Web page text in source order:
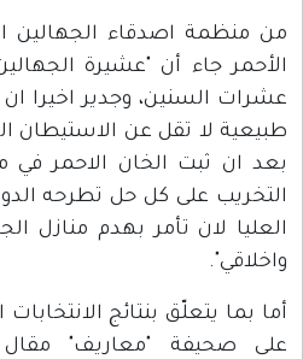
من منظمة اصدقاء الجهالين
الأحمر جاء أن "عشيرة
عشرات السنين، وجدير اخيرا
طبيعية لا تقل عن الاستيطان
بعد ان ثبت الخان الاحمر
التخريب على كل حل تطرحه
العليا لان تأمر بهدم منازل
واخلاقي".
أما بما يتعلّق بنتائج الانتخابات
على صحيفة "معاريف"